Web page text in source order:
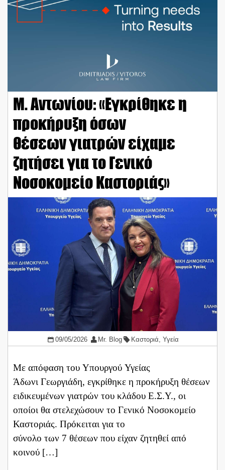
Μ. Αντωνίου: «Εγκρίθηκε η
προκήρυξη όσων
θέσεων γιατρών είχαμε
ζητήσει για το Γενικό
Νοσοκομείο Καστοριάς»
09/05/2026 Mr. Blog Καστοριά,Υγεία
Με απόφαση του Υπουργού Υγείας
Άδωνι Γεωργιάδη, εγκρίθηκε η προκήρυξη θέσεων
ειδικευμένων γιατρών του κλάδου Ε.Σ.Υ., οι
οποίοι θα στελεχώσουν το Γενικό Νοσοκομείο
Καστοριάς. Πρόκειται για το
σύνολο των 7 θέσεων που είχαν ζητηθεί από
κοινού […]